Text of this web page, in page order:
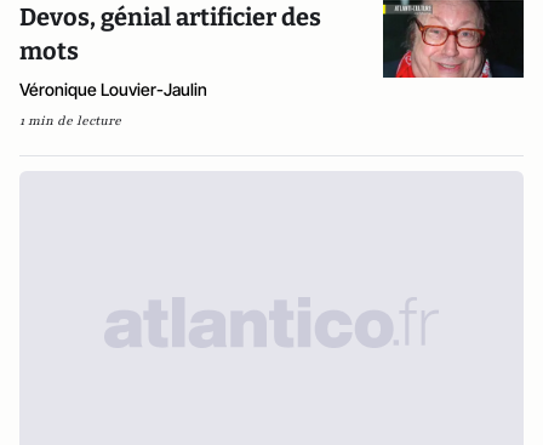
Devos, génial artificier des
mots
Véronique Louvier-Jaulin
1 min de lecture